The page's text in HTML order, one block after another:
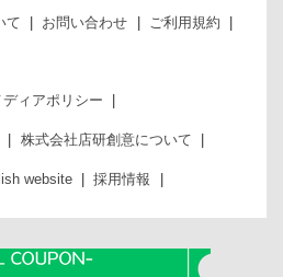
て お問い合わせ ご利用規約
ィアポリシー
株式会社店研創意について
website 採用情報